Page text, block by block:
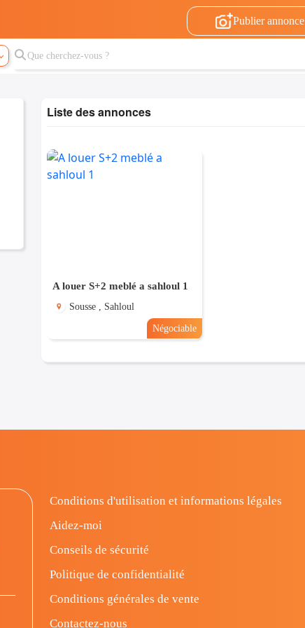
Publier annonce
Liste des annonces
A louer S+2 meblé a sahloul 1
Sousse , Sahloul
Négociable
Conditions d'utilisation et informations légales
Aidez-moi
Conseils de sécurité
Politique de confidentialité
Conditions générales de vente
Contactez-nous